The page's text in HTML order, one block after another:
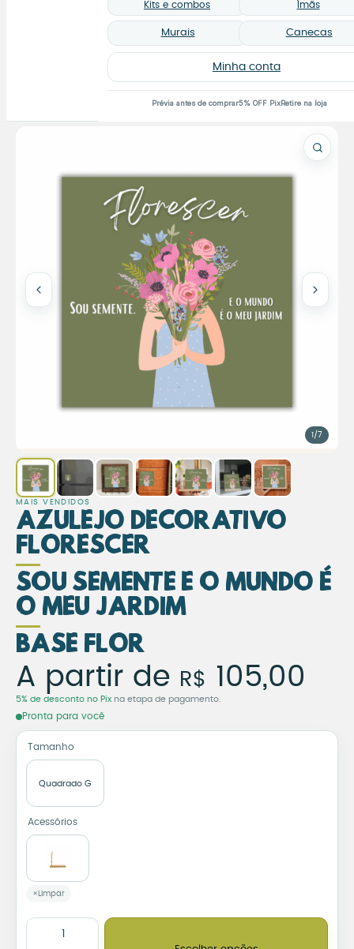
Kits e combos Ímãs
Murais Canecas
Minha conta
Prévia antes de comprar5% OFF PixRetire na loja
1/7
MAIS VENDIDOS
Azulejo Decorativo
Florescer
Sou Semente e o Mundo é
o Meu Jardim
Base Flor
Azulejo Decorativo
A partir de R$ 105,00
5% de desconto no Pix na etapa de pagamento.
Pronta para você
Tamanho
Quadrado G
Acessórios
Limpar
Azulejo Decorativo Florescer – Sou Semente e o Mundo é o